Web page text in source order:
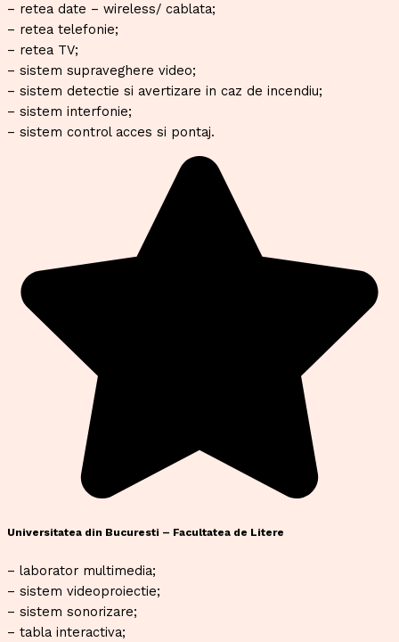
– retea date – wireless/ cablata;
– retea telefonie;
– retea TV;
– sistem supraveghere video;
– sistem detectie si avertizare in caz de incendiu;
– sistem interfonie;
– sistem control acces si pontaj.
Universitatea din Bucuresti – Facultatea de Litere
– laborator multimedia;
– sistem videoproiectie;
– sistem sonorizare;
– tabla interactiva;